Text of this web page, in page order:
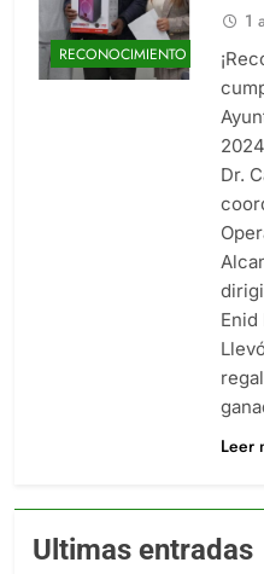
RECONOCIMIENTO
1
Dr.
Enid
Leer
Ultimas entradas